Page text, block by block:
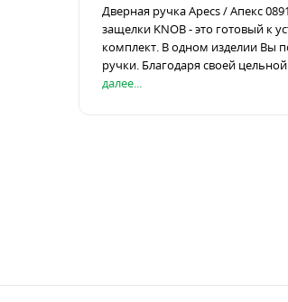
Дверная ручка Apecs / Апекс
защелки KNOB - это готовый к
комплект. В одном изделии Вы
ручки. Благодаря своей
далее...